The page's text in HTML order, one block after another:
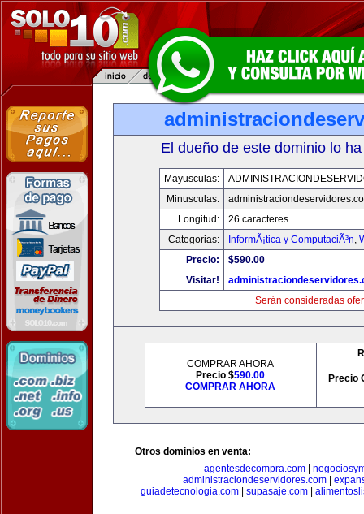
El dueño de este dominio lo
Mayusculas:
Minusculas:
Longitud:
26 caracteres
Categorias:
InformÃ¡tica y ComputaciÃ³n,
Precio:
$590.00
Visitar!
Serán consideradas
COMPRAR AHORA
Precio $590.00
COMPRAR AHORA
Precio
Otros dominios en venta:
agentesdecompra.com|
administraciondeservidores.com
guiadetecnologia.com
supasaje.com